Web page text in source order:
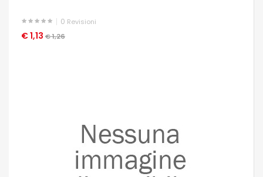
0 Revisioni
€ 1,13 € 1,26
OCCHIATA VELOCE